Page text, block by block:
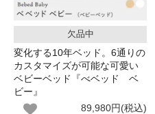
欠品中
変化する10年ベッド。6通りの
カスタマイズが可能な可愛い
ベビーベッド『べベッド ベ
ビー』
89,980円(税込)